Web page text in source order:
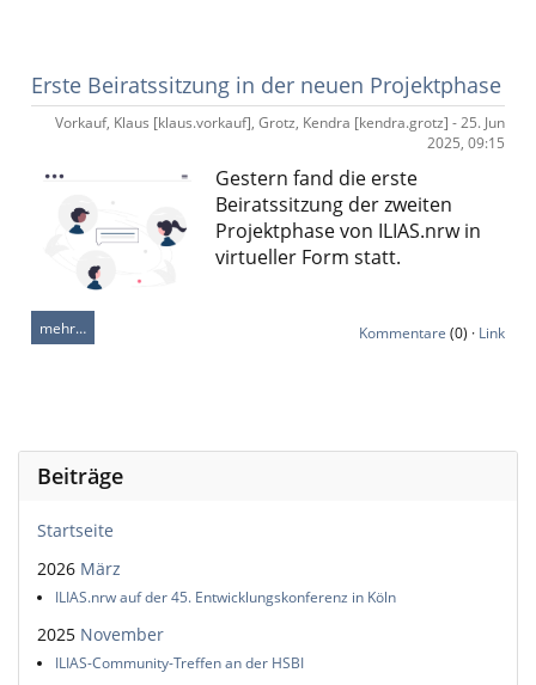
Erste Beiratssitzung in der neuen Projektphase
Vorkauf, Klaus [klaus.vorkauf], Grotz, Kendra [kendra.grotz] - 25. Jun
2025, 09:15
Gestern fand die erste
Beiratssitzung der zweiten
Projektphase von ILIAS.nrwin
virtueller Form statt.
mehr… Kommentare (0) · Link
Beiträge
Startseite
2026 März
ILIAS.nrw auf der 45. Entwicklungskonferenz in Köln
2025 November
ILIAS-Community-Treffen an der HSBI